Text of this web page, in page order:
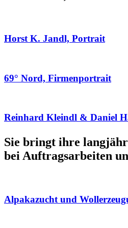
Horst K. Jandl, Portrait
69° Nord, Firmenportrait
Reinhard Kleindl & Daniel
Sie bringt ihre
bei Auftragsarbeiten
Alpakazucht und